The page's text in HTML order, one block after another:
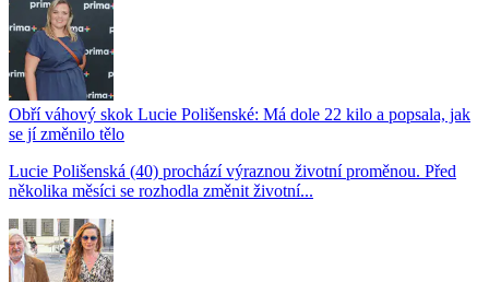
Obří váhový skok Lucie Polišenské: Má dole 22 kilo a popsala, jak
se jí změnilo tělo
Lucie Polišenská (40) prochází výraznou životní proměnou. Před
několika měsíci se rozhodla změnit životní...